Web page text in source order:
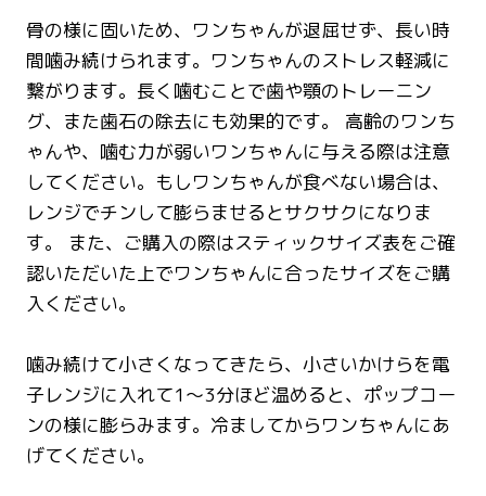
骨の様に固いため、ワンちゃんが退屈せず、長い時
間噛み続けられます。ワンちゃんのストレス軽減に
繋がります。長く噛むことで歯や顎のトレーニン
グ、また歯石の除去にも効果的です。 高齢のワンち
ゃんや、噛む力が弱いワンちゃんに与える際は注意
してください。もしワンちゃんが食べない場合は、
レンジでチンして膨らませるとサクサクになりま
す。 また、ご購入の際はスティックサイズ表をご確
認いただいた上でワンちゃんに合ったサイズをご購
入ください。
噛み続けて小さくなってきたら、小さいかけらを電
子レンジに入れて1〜3分ほど温めると、ポップコー
ンの様に膨らみます。冷ましてからワンちゃんにあ
げてください。